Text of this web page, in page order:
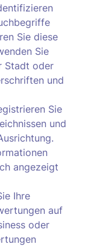
Sie diese
Sie
Stadt oder
und
Sie
und
angezeigt
Ihre
auf
oder